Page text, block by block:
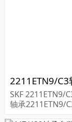
SKF 2211ETN9/
轴承2211ETN9/